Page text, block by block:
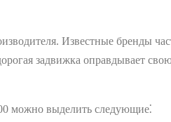
Известные бренды
задвижка оправдывает
можно выделить следующие⁚